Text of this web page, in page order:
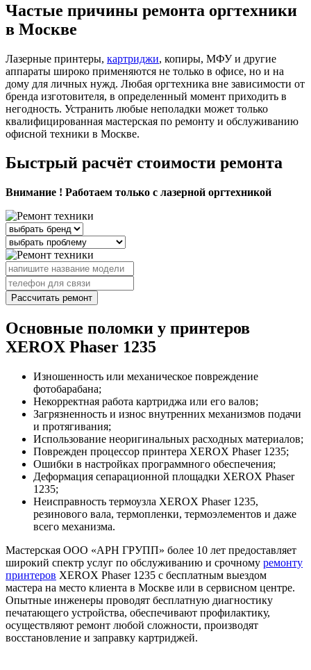
Частые причины ремонта оргтехники
в Москве
Лазерные принтеры, картриджи, копиры, МФУ и другие
аппараты широко применяются не только в офисе, но и на
дому для личных нужд. Любая оргтехника вне зависимости от
бренда изготовителя, в определенный момент приходить в
негодность. Устранить любые неполадки может только
квалифицированная мастерская по ремонту и обслуживанию
офисной техники в Москве.
Быстрый расчёт стоимости ремонта
Внимание ! Работаем только с лазерной оргтехникой
Рассчитать ремонт
Основные поломки у принтеров
XEROX Phaser 1235
Изношенность или механическое повреждение
фотобарабана;
Некорректная работа картриджа или его валов;
Загрязненность и износ внутренних механизмов подачи
и протягивания;
Использование неоригинальных расходных материалов;
Поврежден процессор принтера XEROX Phaser 1235;
Ошибки в настройках программного обеспечения;
Деформация сепарационной площадки XEROX Phaser
1235;
Неисправность термоузла XEROX Phaser 1235,
резинового вала, термопленки, термоэлементов и даже
всего механизма.
Мастерская ООО «АРН ГРУПП» более 10 лет предоставляет
широкий спектр услуг по обслуживанию и срочному ремонту
принтеров XEROX Phaser 1235 с бесплатным выездом
мастера на место клиента в Москве или в сервисном центре.
Опытные инженеры проводят бесплатную диагностику
печатающего устройства, обеспечивают профилактику,
осуществляют ремонт любой сложности, производят
восстановление и заправку картриджей.